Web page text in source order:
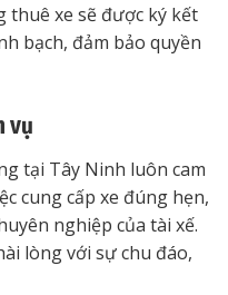
thuê xe sẽ được ký kết
bạch, đảm bảo quyền
vụ
tại Tây Ninh luôn cam
cung cấp xe đúng hẹn,
nghiệp của tài xế.
lòng với sự chu đáo,